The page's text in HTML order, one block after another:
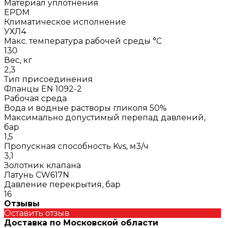
Материал уплотнения
EPDM
Климатическое исполнение
УХЛ4
Макс. температура рабочей среды °С
130
Вес, кг
2,3
Тип присоединения
Фланцы EN 1092-2
Рабочая среда
Вода и водные растворы гликоля 50%
Максимально допустимый перепад давлений,
бар
1,5
Пропускная способность Kvs, м3/ч
3,1
Золотник клапана
Латунь CW617N
Давление перекрытия, бар
16
Отзывы
Оставить отзыв
Доставка по Московской области